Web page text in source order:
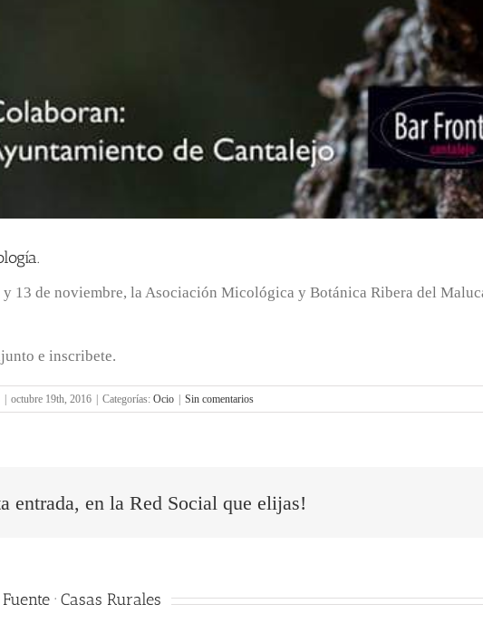
13 de noviembre, la Asociación Micológica y Botánica Ribera del
e inscribete.
octubre 19th, 2016 Categorías: Ocio Sin comentarios
entrada, en la Red Social que elijas!
· Casas Rurales